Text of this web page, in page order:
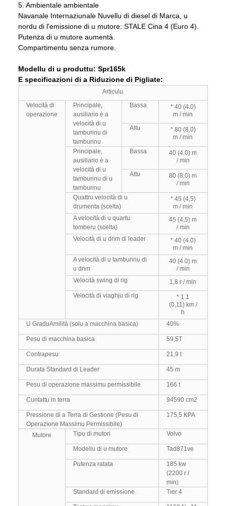
5. Ambientale ambientale
Navanale Internaziunale Nuvellu di diesel di Marca, u
nordu di l'emissione di u mutore: STALE Cina 4 (Euro 4).
Putenza di u mutore aumentà.
Compartimentu senza rumore.
Modellu di u produttu: Spr165k
E specificazioni di a Riduzione di Pigliate:
Articulu
Velocità di
operazione
Principale,
ausiliario è a
velocità di u
tamburinu di
tamburinu
Bassa
* 40 (4.0)
m / min
Altu
* 80 (8,0)
m / min
Principale,
ausiliario è a
velocità di u
tamburinu di u
tamburinu
Bassa
40 (4.0) m
/ min
Altu
80 (8,0) m
/ min
Quattru velocità di u
drumenta (scelta)
* 45 (4,5)
m / min
A velocità di u quartu
tomberu (scelta)
45 (4,5) m
/ min
Velocità di u drim di leader
* 40 (4.0)
m / min
A velocità di u tamburinu di
u drim
40 (4.0) m
/ min
Velocità swing di rig
1,8 r / min
Velocità di viaghju di rig
* 1.1
(0,11) km /
h
U GraduAmilità (solu a macchina basica)
40%
Pesu di macchina basica 59,5T
Contrapesu 21,9 t
Durata Standard di Leader 45 m
Pesu di operazione massimu permissibile 166 t
Cuntattu in terra 94590 cm2
Pressione di a Terra di Gestione (Pesu di
Operazione Massimu Permissibile)
175,5 KPA
Mutore Tipu di mutori Volvo
Modellu di u mutore Tad871ve
Putenza ratata
185 kw
(2200 r /
min)
Standard di emissione
Tier 4